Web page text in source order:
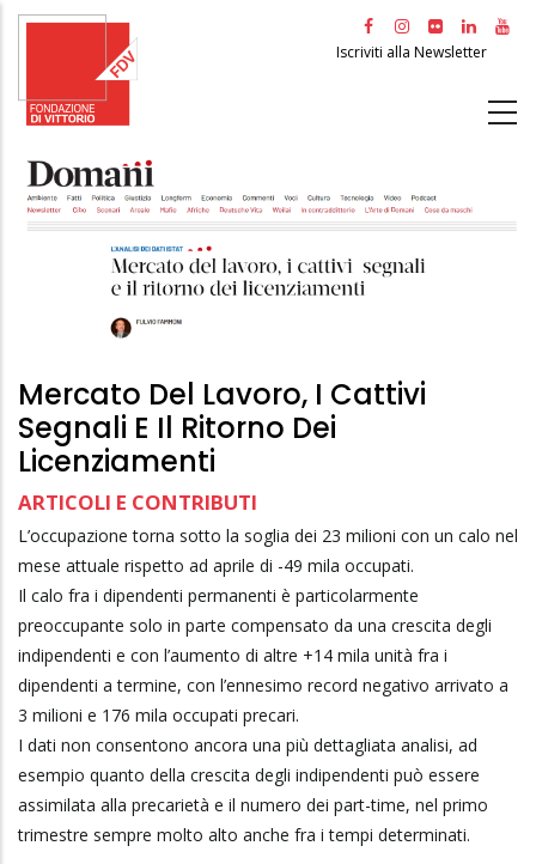
Salta
principale
Iscriviti alla Newsletter
Mercato Del Lavoro, I Cattivi
Segnali E Il Ritorno Dei
Licenziamenti
ARTICOLI E CONTRIBUTI
L’occupazione torna sotto la soglia dei 23 milioni con un calo nel
mese attuale rispetto ad aprile di -49 mila occupati.
Il calo fra i dipendenti permanenti è particolarmente
preoccupante solo in parte compensato da una crescita degli
indipendenti e con l’aumento di altre +14 mila unità fra i
dipendenti a termine, con l’ennesimo record negativo arrivato a
3 milioni e 176 mila occupati precari.
I dati non consentono ancora una più dettagliata analisi, ad
esempio quanto della crescita degli indipendenti può essere
assimilata alla precarietà e il numero dei part-time, nel primo
trimestre sempre molto alto anche fra i tempi determinati.